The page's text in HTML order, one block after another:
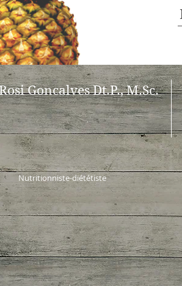
GoncalvesDt.P.,M.Sc.
Nutritionniste-diététiste